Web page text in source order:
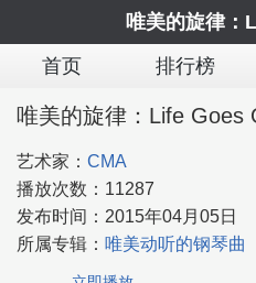
唯美的旋律：
首页
排行榜
唯美的旋律：Life Goes
艺术家： CMA
播放次数： 11287
发布时间： 2015年04月05日
所属专辑： 唯美动听的钢琴曲